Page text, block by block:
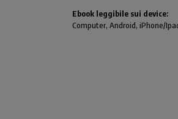
Ebook leggibile sui device:
Computer, Android, iPhone/